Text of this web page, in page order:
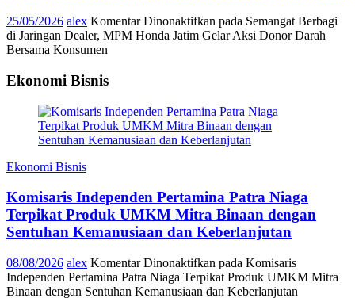
25/05/2026 alex Komentar Dinonaktifkan pada Semangat Berbagi
di Jaringan Dealer, MPM Honda Jatim Gelar Aksi Donor Darah
Bersama Konsumen
Ekonomi Bisnis
Ekonomi Bisnis
Komisaris Independen Pertamina Patra Niaga
Terpikat Produk UMKM Mitra Binaan dengan
Sentuhan Kemanusiaan dan Keberlanjutan
08/08/2026 alex Komentar Dinonaktifkan pada Komisaris
Independen Pertamina Patra Niaga Terpikat Produk UMKM Mitra
Binaan dengan Sentuhan Kemanusiaan dan Keberlanjutan